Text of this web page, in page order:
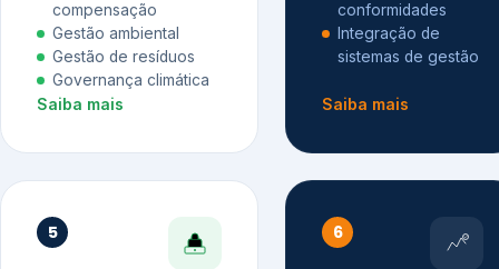
compensação
Gestão ambiental
Gestão de resíduos
Governança climática
Saiba mais
conformidades
Integração de
sistemas de gestão
Saiba mais
5 6